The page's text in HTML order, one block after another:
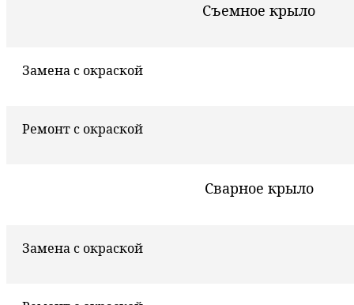
Съемное крыло
Замена с окраской
Ремонт с окраской
Сварное крыло
Замена с окраской